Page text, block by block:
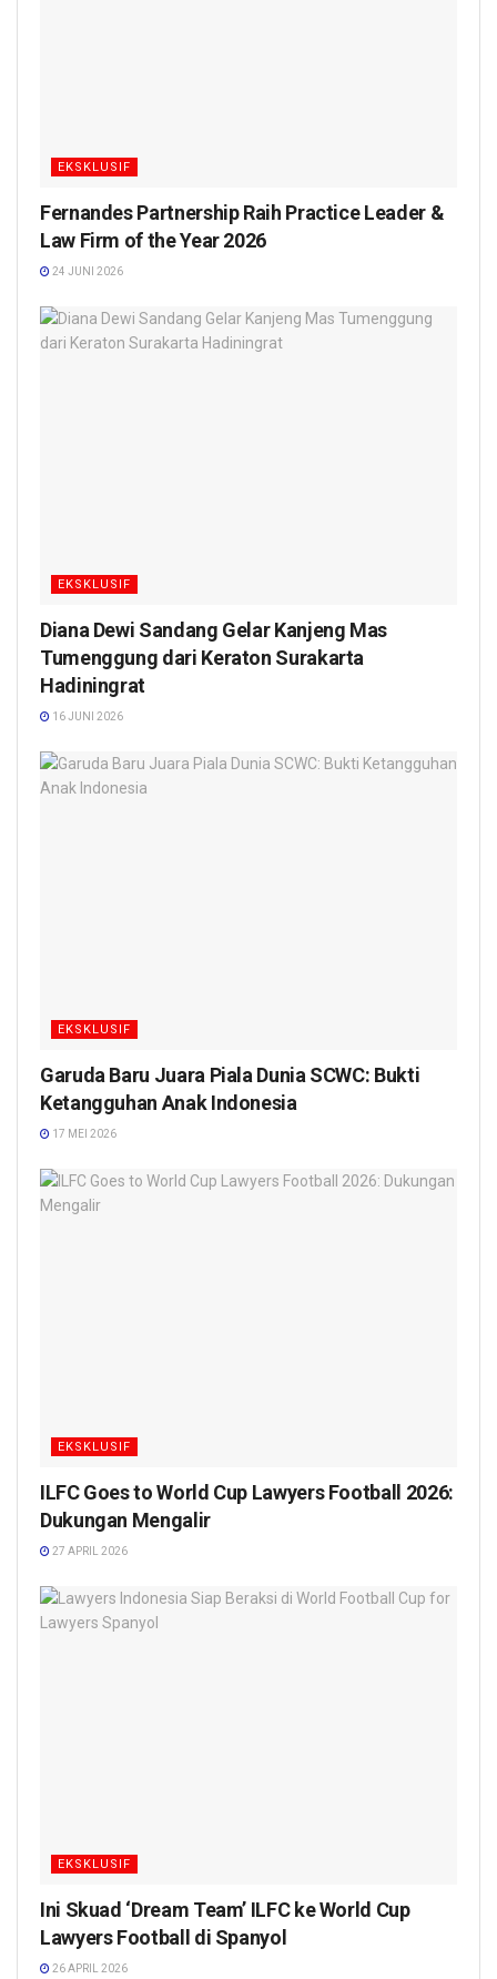
EKSKLUSIF
Fernandes Partnership Raih Practice Leader &
Law Firm of the Year 2026
24 JUNI 2026
EKSKLUSIF
Diana Dewi Sandang Gelar Kanjeng Mas
Tumenggung dari Keraton Surakarta
Hadiningrat
16 JUNI 2026
EKSKLUSIF
Garuda Baru Juara Piala Dunia SCWC: Bukti
Ketangguhan Anak Indonesia
17 MEI 2026
EKSKLUSIF
ILFC Goes to World Cup Lawyers Football 2026:
Dukungan Mengalir
27 APRIL 2026
EKSKLUSIF
Ini Skuad ‘Dream Team’ ILFC ke World Cup
Lawyers Football di Spanyol
26 APRIL 2026